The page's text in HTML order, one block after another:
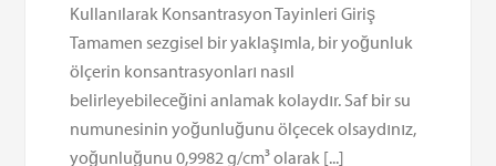
Kullanılarak Konsantrasyon Tayinleri Giriş
Tamamen sezgisel bir yaklaşımla, bir yoğunluk
ölçerin konsantrasyonları nasıl
belirleyebileceğini anlamak kolaydır. Saf bir su
numunesinin yoğunluğunu ölçecek olsaydınız,
yoğunluğunu 0,9982 g/cm³ olarak [...]